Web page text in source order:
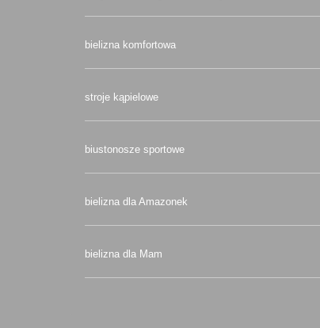
bielizna komfortowa
stroje kąpielowe
biustonosze sportowe
bielizna dla Amazonek
bielizna dla Mam